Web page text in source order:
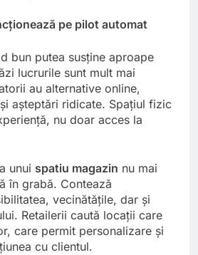
pe pilot automat
bun putea susține aproape
lucrurile sunt mult mai
au alternative online,
așteptări ridicate. Spațiul fizic
nu doar acces la
unui spatiu magazin nu mai
în grabă. Contează
vecinătățile, dar și
Retailerii caută locații care
care permit personalizare și
cu clientul.